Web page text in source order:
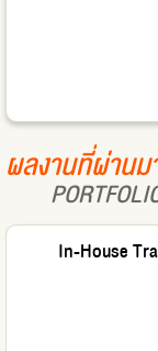
ผลงานที่ผ่านม
In-House